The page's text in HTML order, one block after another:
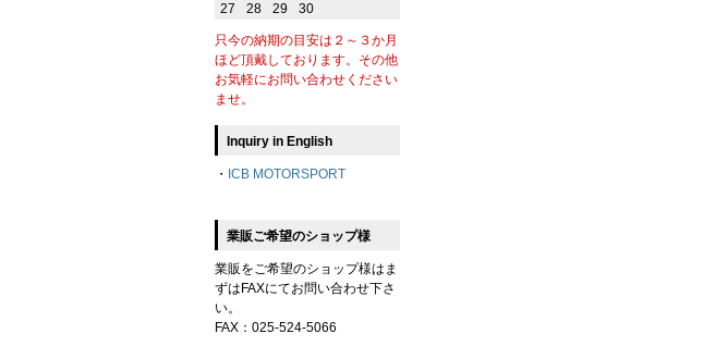
27
28 29 30
只今の納期の目安は２～３か月
ほど頂戴しております。その他
お気軽にお問い合わせください
ませ。
Inquiry in English
・ ICB MOTORSPORT
業販ご希望のショップ様
業販をご希望のショップ様はま
ずはFAXにてお問い合わせ下さ
い。
FAX：025-524-5066